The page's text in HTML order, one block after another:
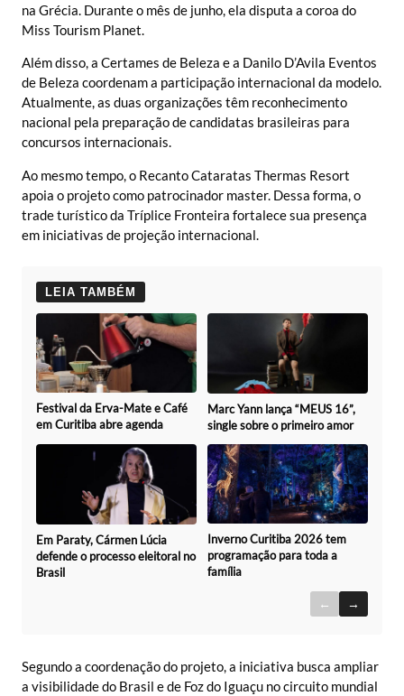
na Grécia. Durante o mês de junho, ela disputa a coroa do
Miss Tourism Planet.
Além disso, a Certames de Beleza e a Danilo D’Avila Eventos
de Beleza coordenam a participação internacional da modelo.
Atualmente, as duas organizações têm reconhecimento
nacional pela preparação de candidatas brasileiras para
concursos internacionais.
Ao mesmo tempo, o Recanto Cataratas Thermas Resort
apoia o projeto como patrocinador master. Dessa forma, o
trade turístico da Tríplice Fronteira fortalece sua presença
em iniciativas de projeção internacional.
LEIA TAMBÉM
Festival da Erva-Mate e Café
em Curitiba abre agenda
Marc Yann lança “MEUS 16”,
single sobre o primeiro amor
Em Paraty, Cármen Lúcia
defende o processo eleitoral no
Brasil
Inverno Curitiba 2026 tem
programação para toda a
família
← →
Segundo a coordenação do projeto, a iniciativa busca ampliar
a visibilidade do Brasil e de Foz do Iguaçu no circuito mundial